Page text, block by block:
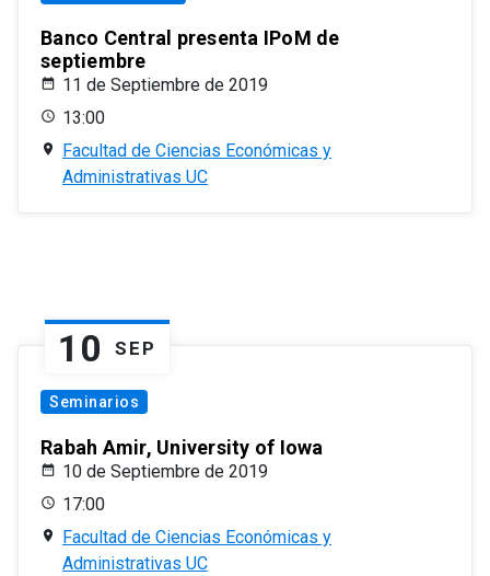
Banco Central presenta IPoM de
septiembre
11 de Septiembre de 2019
13:00
Facultad de Ciencias Económicas y
Administrativas UC
10 SEP
Seminarios
Rabah Amir, University of Iowa
10 de Septiembre de 2019
17:00
Facultad de Ciencias Económicas y
Administrativas UC